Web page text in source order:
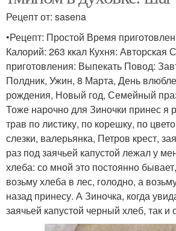
Рецепт от: sasena
•Рецепт: Простой Время
Калорий: 263 ккал Кухня: Авторская
приготовления: Выпекать Повод:
Полдник, Ужин, 8 Марта, День
рождения, Новый год, Семейный
Тоже нарочно для Зиночки принес я
трав по листику, по корешку, по
слезки, валерьянка, Петров крест,
раз под заячьей капустой лежал у
хлеба: со мной это постоянно
возьму хлеба в лес, голодно, а
назад принесу. А Зиночка, когда
заячьей капустой черный хлеб, так и